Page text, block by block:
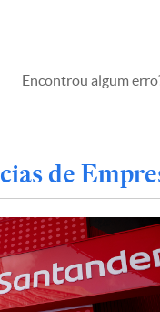
Encontrou algum
de